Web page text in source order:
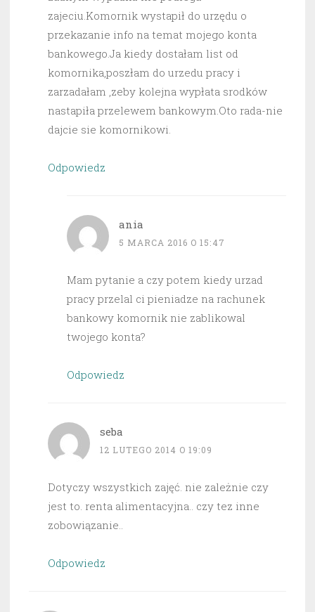
zajeciu.Komornik wystapił do urzędu o
przekazanie info na temat mojego konta
bankowego.Ja kiedy dostałam list od
komornika,poszłam do urzedu pracy i
zarzadałam ,zeby kolejna wypłata srodków
nastapiła przelewem bankowym.Oto rada-nie
dajcie sie komornikowi.
Odpowiedz
ania
5 MARCA 2016 O 15:47
Mam pytanie a czy potem kiedy urzad
pracy przelal ci pieniadze na rachunek
bankowy komornik nie zablikowal
twojego konta?
Odpowiedz
seba
12 LUTEGO 2014 O 19:09
Dotyczy wszystkich zajęć. nie zależnie czy
jest to. renta alimentacyjna.. czy tez inne
zobowiązanie..
Odpowiedz